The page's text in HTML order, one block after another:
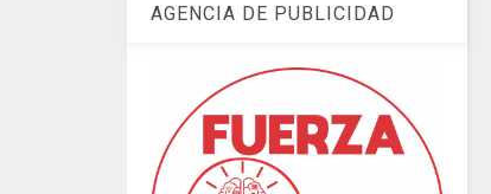
AGENCIA DE PUBLICIDAD